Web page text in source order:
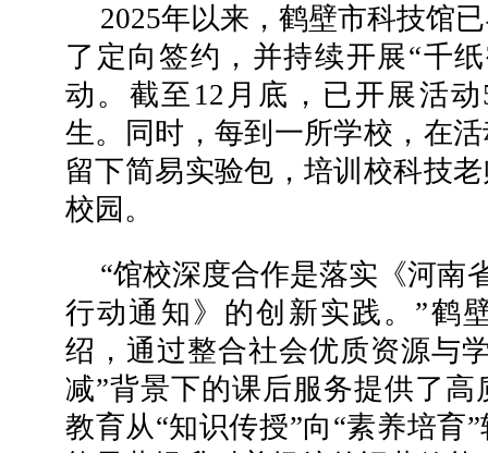
2025年以来，鹤壁市科技馆
了定向签约，并持续开展“千
动。截至12月底，已开展活
生。同时，每到一所学校，在
留下简易实验包，培训校科技
校园。
“馆校深度合作是落实《河南
行动通知》的创新实践。”鹤
绍，通过整合社会优质资源与
减”背景下的课后服务提供了
教育从“知识传授”向“素养培育